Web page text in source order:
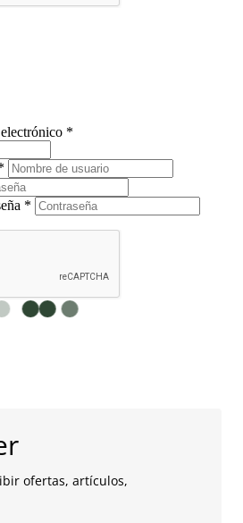
*
*
ofertas, artículos,